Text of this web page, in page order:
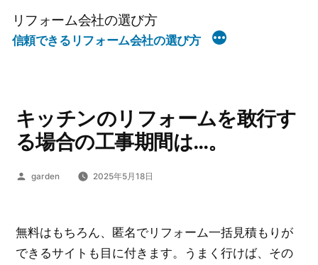
リフォーム会社の選び方
信頼できるリフォーム会社の選び方
キッチンのリフォームを敢行す
る場合の工事期間は…。
投
garden 2025年5月18日
無料はもちろん、匿名でリフォーム一括見積もりが
できるサイトも目に付きます。うまく行けば、その